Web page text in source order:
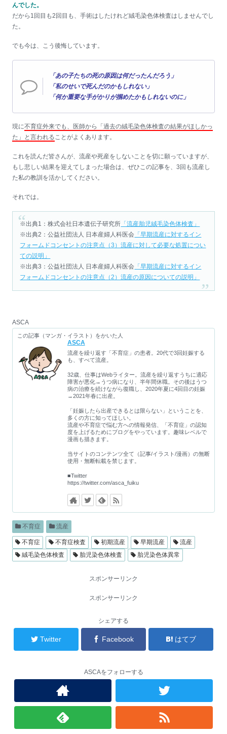
んでした。
だから1回目も2回目も、手術はしたけれど絨毛染色体検査はしませんでし
た。
でも今は、こう後悔しています。
「あの子たちの死の原因は何だったんだろう」
「私のせいで死んだのかもしれない」
「何か重要な手がかりが掴めたかもしれないのに」
現に不育症外来でも、医師から「過去の絨毛染色体検査の結果がほしかっ
た」と言われることがよくあります。
これを読んだ皆さんが、流産や死産をしないことを切に願っていますが、
もし悲しい結果を迎えてしまった場合は、ぜひこの記事を、3回も流産し
た私の教訓を活かしてください。
それでは。
※出典1：株式会社日本遺伝子研究所 「流産胎児絨毛染色体検査」
※出典2：公益社団法人 日本産婦人科医会 「早期流産に対するイン
フォームドコンセントの注意点（3）流産に対して必要な処置につい
ての説明」
※出典3：公益社団法人 日本産婦人科医会 「早期流産に対するイン
フォームドコンセントの注意点（2）流産の原因についての説明」
ASCA
この記事（マンガ・イラスト）をかいた人
ASCA
流産を繰り返す「不育症」の患者。20代で3回妊娠する
も、すべて流産。
32歳、仕事はWebライター。流産を繰り返すうちに適応
障害が悪化→うつ病になり、半年間休職。その後はうつ
病の治療を続けながら復職し、2020年夏に4回目の妊娠
→2021年春に出産。
「妊娠したら出産できるとは限らない」ということを、
多くの方に知ってほしい。
流産や不育症で悩む方への情報発信、「不育症」の認知
度を上げるためにブログをやっています。趣味レベルで
漫画も描きます。
当サイトのコンテンツ全て（記事/イラスト/漫画）の無断
使用・無断転載を禁じます。
■Twitter
https://twitter.com/asca_fuiku
不育症 流産
不育症 不育症検査 初期流産 早期流産
流産
絨毛染色体検査
胎児染色体検査 胎児染色体異常
スポンサーリンク
スポンサーリンク
シェアする
Twitter Facebook はてブ
ASCAをフォローする